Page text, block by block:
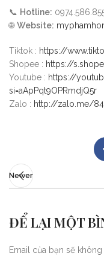
📞 Hotline:
🌐Website:
Tiktok : https://
Shopee : https://
Youtube : https://
si=aApPqt9OPRmdjQ5r
Zalo : http://zalo.me/
Newer
ĐỂ LẠI MỘT
Email của bạn sẽ